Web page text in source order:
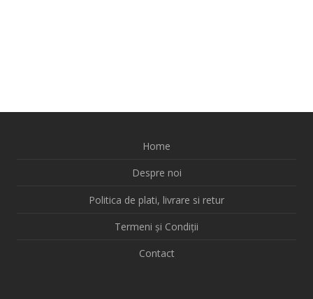
Home
Despre noi
Politica de plati, livrare si retur
Termeni și Condiții
Contact